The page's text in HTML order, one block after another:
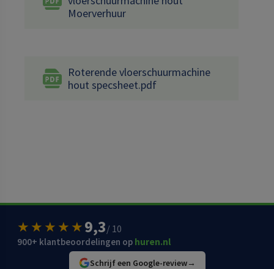
Moerverhuur
Roterende vloerschuurmachine
hout specsheet.pdf
★★★★★9,3/ 10
900+ klantbeoordelingen op huren.nl
Schrijf een Google-review→